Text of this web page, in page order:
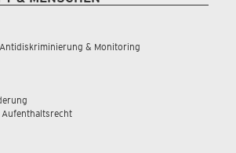
& Monitoring